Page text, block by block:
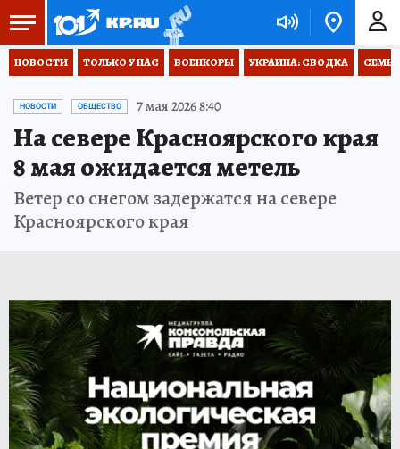
НОВОСТИ ТОЛЬКО У НАС ВОЕНКОРЫ УКРАИНА: СВОДКА
НОВОСТИ ОБЩЕСТВО 7 мая 2026 8:40
На севере Красноярского края
8 мая ожидается метель
Ветер со снегом задержатся на севере
Красноярского края